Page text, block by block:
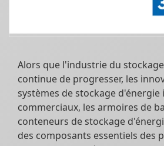
Alors que l'industrie du
continue de progresser, les
systèmes de stockage
commerciaux, les armoires de
conteneurs de stockage
des composants essentiels des